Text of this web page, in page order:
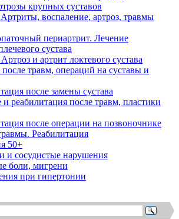
крупных суставов
воспаление, артроз, травмы
периартрит. Лечение
сустава
и артрит локтевого сустава
травм, операций на суставы и
после замены сустава
и реабилитация после травм, пластики
после операции на позвоночнике
Реабилитация
50+
и сосудистые нарушения
боли, мигрени
при гипертонии